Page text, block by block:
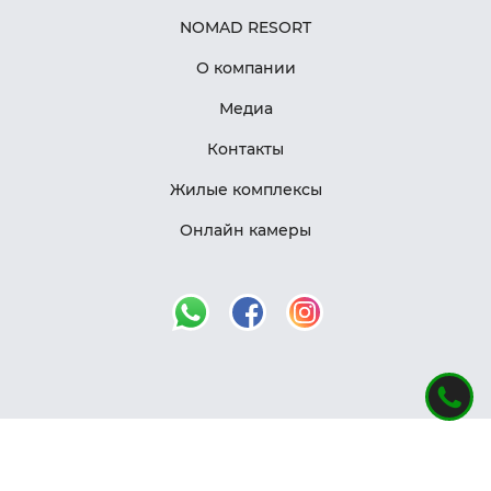
NOMAD RESORT
О компании
Жилые комплексы
Онлайн камеры
Медиа
Контакты